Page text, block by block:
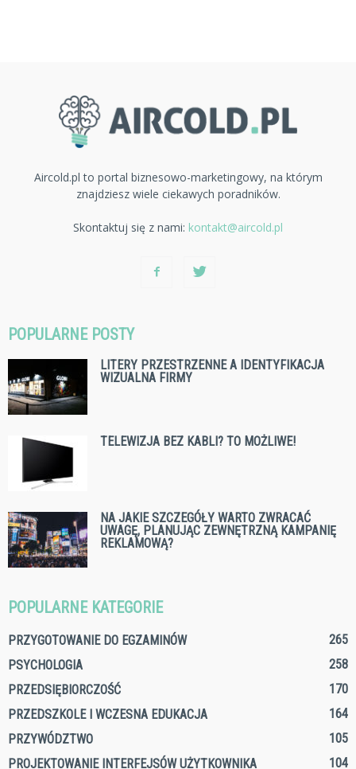
Aircold.pl to portal biznesowo-marketingowy, na którym
znajdziesz wiele ciekawych poradników.
Skontaktuj się z nami: kontakt@aircold.pl
POPULARNE POSTY
LITERY PRZESTRZENNE A IDENTYFIKACJA
WIZUALNA FIRMY
TELEWIZJA BEZ KABLI? TO MOŻLIWE!
NA JAKIE SZCZEGÓŁY WARTO ZWRACAĆ
UWAGĘ, PLANUJĄC ZEWNĘTRZNĄ KAMPANIĘ
REKLAMOWĄ?
POPULARNE KATEGORIE
PRZYGOTOWANIE DO EGZAMINÓW
265
PSYCHOLOGIA
258
PRZEDSIĘBIORCZOŚĆ
170
PRZEDSZKOLE I WCZESNA EDUKACJA
164
PRZYWÓDZTWO
105
PROJEKTOWANIE INTERFEJSÓW UŻYTKOWNIKA
104